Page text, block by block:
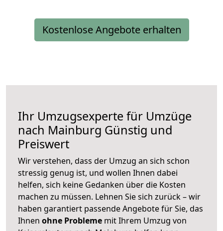
Kostenlose Angebote erhalten
Ihr Umzugsexperte für Umzüge
nach Mainburg Günstig und
Preiswert
Wir verstehen, dass der Umzug an sich schon
stressig genug ist, und wollen Ihnen dabei
helfen, sich keine Gedanken über die Kosten
machen zu müssen. Lehnen Sie sich zurück – wir
haben garantiert passende Angebote für Sie, das
Ihnen ohne Probleme mit Ihrem Umzug von